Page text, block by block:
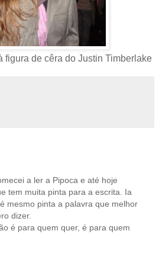
figura de cêra do Justin Timberlake
a ler a Pipoca e até hoje
tem muita pinta para a escrita. Ia
mesmo pinta a palavra que melhor
dizer.
é para quem quer, é para quem